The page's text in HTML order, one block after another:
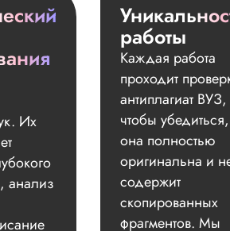
Их
анализ
работы
Каждая работа
проходит
антиплагиат ВУЗ,
чтобы
она полностью
оригинальна и
содержит
скопированных
фрагментов. Мы